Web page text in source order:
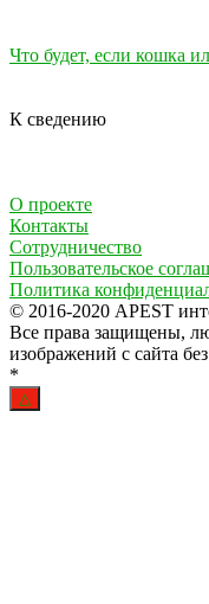
Что будет, если кошка
К сведению
О проекте
Контакты
Сотрудничество
Пользовательское
Политика
© 2016-2020 APEST
Все права защищены,
изображений с сайта
*